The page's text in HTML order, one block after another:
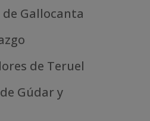
de Gallocanta
de Teruel
Gúdar y